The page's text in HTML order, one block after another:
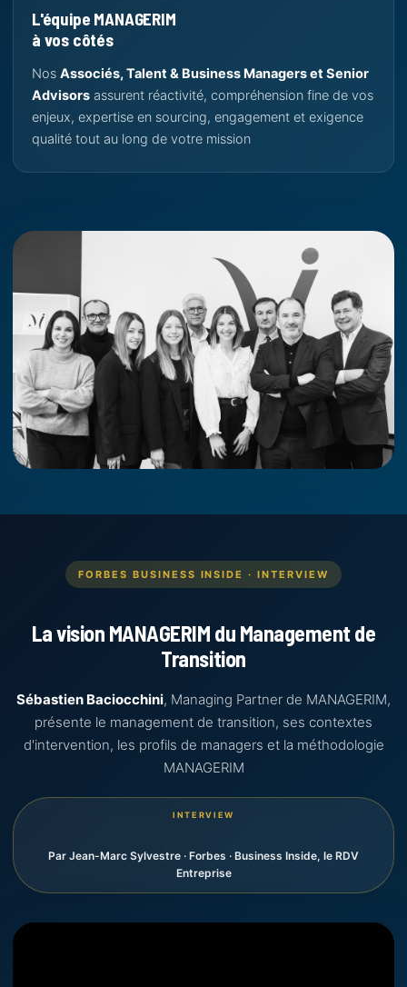
L'équipe MANAGERIM
à vos côtés
Nos Associés, Talent & Business Managers et Senior
Advisors assurent réactivité, compréhension fine de vos
enjeux, expertise en sourcing, engagement et exigence
qualité tout au long de votre mission
FORBES BUSINESS INSIDE · INTERVIEW
La vision MANAGERIM du Management de
Transition
Sébastien Baciocchini, Managing Partner de MANAGERIM,
présente le management de transition, ses contextes
d'intervention, les profils de managers et la méthodologie
MANAGERIM
INTERVIEW
Par Jean-Marc Sylvestre · Forbes · Business Inside, le RDV
Entreprise